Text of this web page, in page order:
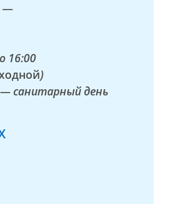
—
16:00
)
— санитарный день